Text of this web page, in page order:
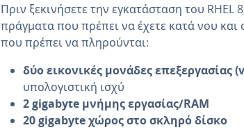
Πριν ξεκινήσετε την εγκατάσταση του RHEL
πράγματα που πρέπει να έχετε κατά νου και
που πρέπει να πληρούνται:
δύο εικονικές μονάδες επεξεργασίας
υπολογιστική ισχύ
2 gigabyte μνήμης εργασίας/RAM
20 gigabyte χώρος στο σκληρό δίσκο